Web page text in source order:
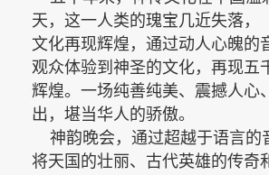
天，这一人类的瑰宝几近失落，
文化再现辉煌，通过动人心魄的
观众体验到神圣的文化，再现五
辉煌。一场纯善纯美、震撼人心
出，堪当华人的骄傲。
神韵晚会，通过超越于语言的
将天国的壮丽、古代英雄的传奇